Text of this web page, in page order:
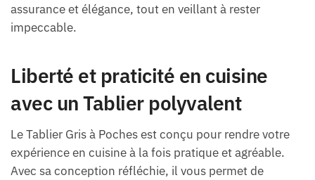
assurance et élégance, tout en veillant à rester
impeccable.
Liberté et praticité en cuisine
avec un Tablier polyvalent
Le Tablier Gris à Poches est conçu pour rendre votre
expérience en cuisine à la fois pratique et agréable.
Avec sa conception réfléchie, il vous permet de